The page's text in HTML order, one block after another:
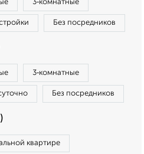
3‑комнатные
Без посредников
3‑комнатные
Без посредников
квартире